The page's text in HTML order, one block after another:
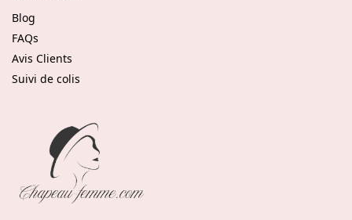
Blog
FAQs
Avis Clients
Suivi de colis